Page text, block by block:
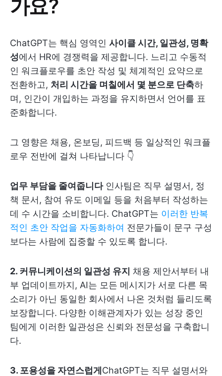
가요?
ChatGPT는 핵심 영역인 사이클 시간, 일관성, 명확
성에서 HR에 경쟁력을 제공합니다. 느리고 수동적
인 워크플로우를 초안 작성 및 체계적인 요약으로
전환하고, 처리 시간을 며칠에서 몇 분으로 단축하
며, 인간이 개입하는 과정을 유지하면서 언어를 표
준화합니다.
그 영향은 채용, 온보딩, 피드백 등 일상적인 워크플
로우 전반에 걸쳐 나타납니다 👇
업무 부담을 줄여줍니다인사팀은 직무 설명서, 정
책 문서, 참여 유도 이메일 등을 처음부터 작성하는
데 수 시간을 소비합니다. ChatGPT는 이러한 반복
적인 초안 작업을 자동화하여 전문가들이 문구 구성
보다는 사람에 집중할 수 있도록 합니다.
2. 커뮤니케이션의 일관성 유지 채용 제안서부터 내
부 업데이트까지, AI는 모든 메시지가 서로 다른 목
소리가 아닌 동일한 회사에서 나온 것처럼 들리도록
보장합니다. 다양한 이해관계자가 있는 성장 중인
팀에게 이러한 일관성은 신뢰와 전문성을 구축합니
다.
3. 포용성을 자연스럽게 ChatGPT는 직무 설명서와